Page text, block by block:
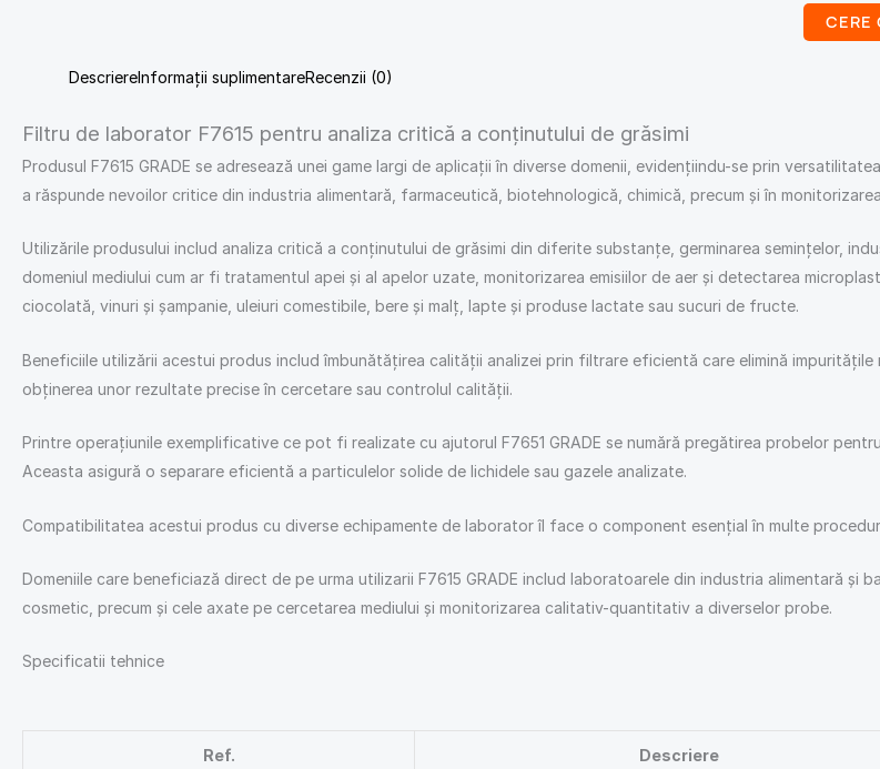
CERE
DescriereInformații suplimentareRecenzii (0)
Filtru de laborator F7615 pentru analiza critică a conținutului de grăsimi
Produsul F7615 GRADE se adresează unei game largi de aplicații în diverse domenii, evidențiindu-se prin
a răspunde nevoilor critice din industria alimentară, farmaceutică, biotehnologică, chimică, precum și în
Utilizările produsului includ analiza critică a conținutului de grăsimi din diferite substanțe, germinarea semințelor,
domeniul mediului cum ar fi tratamentul apei și al apelor uzate, monitorizarea emisiilor de aer și detectarea
ciocolată, vinuri și șampanie, uleiuri comestibile, bere și malț, lapte și produse lactate sau sucuri de fructe.
Beneficiile utilizării acestui produs includ îmbunătățirea calității analizei prin filtrare eficientă care elimină
obținerea unor rezultate precise în cercetare sau controlul calității.
Printre operațiunile exemplificative ce pot fi realizate cu ajutorul F7651 GRADE se numără pregătirea probelor
Aceasta asigură o separare eficientă a particulelor solide de lichidele sau gazele analizate.
Compatibilitatea acestui produs cu diverse echipamente de laborator îl face o component esenţial în multe
Domeniile care beneficiază direct de pe urma utilizarii F7615 GRADE includ laboratoarele din industria alimentară
cosmetic, precum şi cele axate pe cercetarea mediului şi monitorizarea calitativ-quantitativ a diverselor probe.
Specificatii tehnice
Ref. Descriere